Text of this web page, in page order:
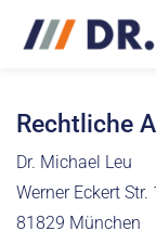
Rechtliche
Dr. Michael Leu
Werner Eckert Str.
81829 München